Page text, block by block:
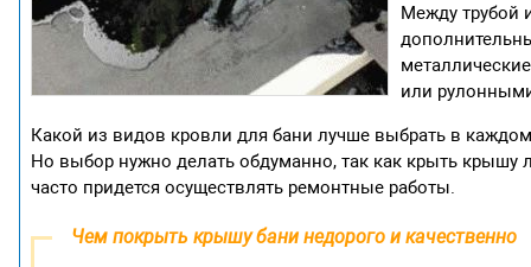
Между трубой
или
Какой из видов кровли для бани лучше выбрать в
Но выбор нужно делать обдуманно, так как крыть крышу
часто придется осуществлять ремонтные работы.
Чем покрыть крышу бани недорого и качественно